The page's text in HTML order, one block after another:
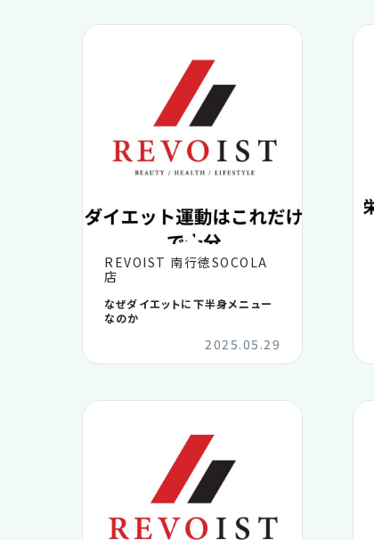
REVOIST 南行徳SOCOLA
店
なぜダイエットに下半身メニュー
なのか
2025.05.29